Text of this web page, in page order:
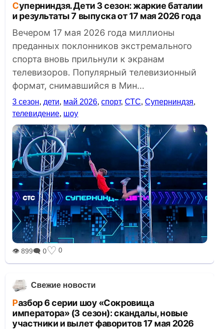
Суперниндзя. Дети 3 сезон: жаркие баталии
и результаты 7 выпуска от 17 мая 2026 года
Вечером 17 мая 2026 года миллионы
преданных поклонников экстремального
спорта вновь прильнули к экранам
телевизоров. Популярный телевизионный
формат, снимавшийся в Мин...
3 сезон, дети, май 2026,спорт,СТС,Суперниндзя,
телевидение, шоу
👁 899🗨 0♡ 0
Свежие новости
Разбор 6 серии шоу «Сокровища
императора» (3 сезон): скандалы, новые
участники и вылет фаворитов 17 мая 2026